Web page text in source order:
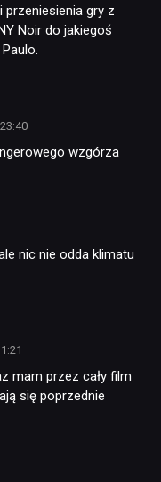
przeniesienia gry z
Noir do jakiegoś
wzgórza
nic nie odda klimatu
mam przez cały film
się poprzednie